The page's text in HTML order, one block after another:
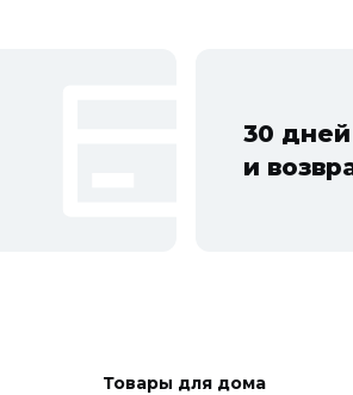
30
и
Товары для дома